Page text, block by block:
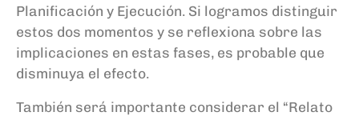
Planificación y Ejecución. Si logramos distinguir
estos dos momentos y se reflexiona sobre las
implicaciones en estas fases, es probable que
disminuya el efecto.
También será importante considerar el “Relato